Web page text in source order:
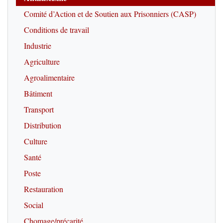
Comité d’Action et de Soutien aux Prisonniers (CASP)
Conditions de travail
Industrie
Agriculture
Agroalimentaire
Bâtiment
Transport
Distribution
Culture
Santé
Poste
Restauration
Social
Chomage/précarité